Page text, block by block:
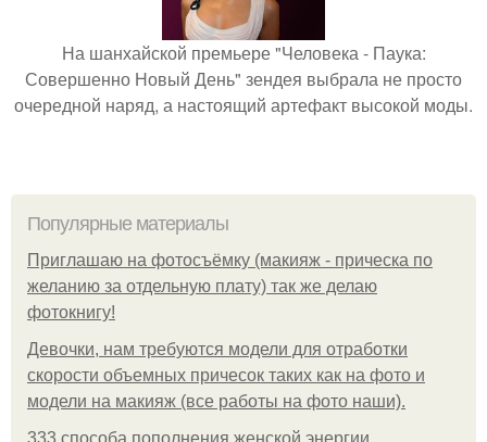
На шанхайской премьере "Человека - Паука:
Совершенно Новый День" зендея выбрала не просто
очередной наряд, а настоящий артефакт высокой моды.
Популярные материалы
Приглашаю на фотосъёмку (макияж - прическа по
желанию за отдельную плату) так же делаю
фотокнигу!
Девочки, нам требуются модели для отработки
скорости объемных причесок таких как на фото и
модели на макияж (все работы на фото наши).